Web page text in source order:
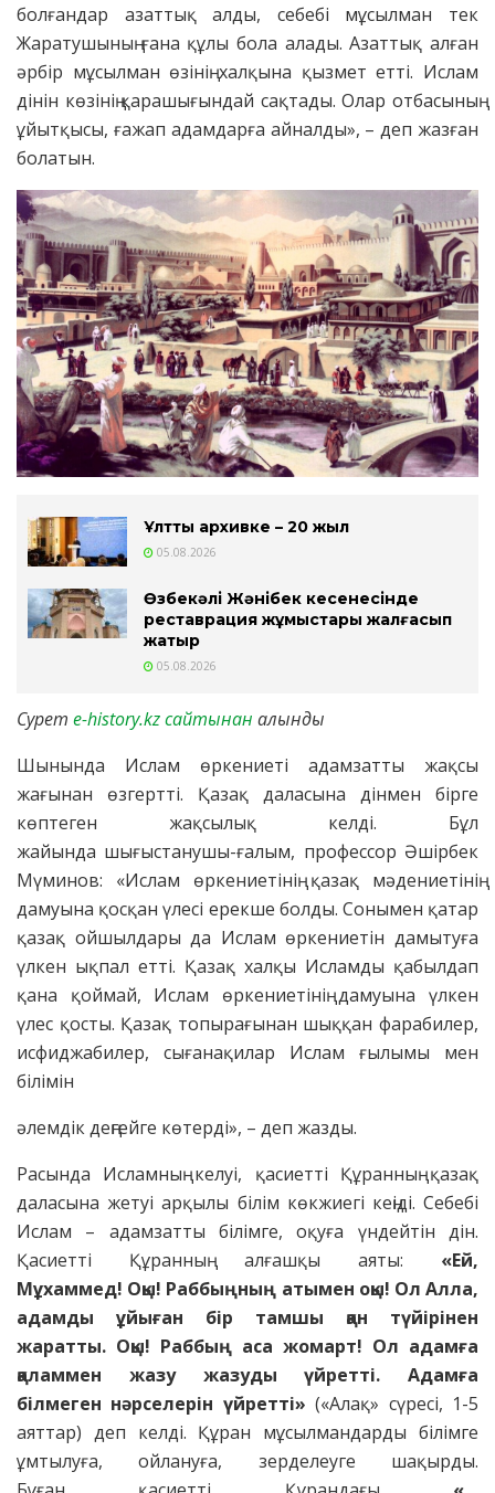
болғандар азаттық алды, себебі мұсылман тек
Жаратушының ғана құлы бола алады. Азаттық алған
әрбір мұсылман өзінің халқына қызмет етті. Ислам
дінін көзінің қарашығындай сақтады. Олар отбасының
ұйытқысы, ғажап адамдарға айналды», – деп жазған
болатын.
Ұлттық архивке – 20 жыл
05.08.2026
Өзбекәлі Жәнібек кесенесінде
реставрация жұмыстары жалғасып
жатыр
05.08.2026
Сурет e-history.kz сайтынан алынды
Шынында Ислам өркениеті адамзатты жақсы
жағынан өзгертті. Қазақ даласына дінмен бірге
көптеген жақсылық келді. Бұл
жайында шығыстанушы-ғалым, профессор Әшірбек
Мүминов: «Ислам өркениетінің қазақ мәдениетінің
дамуына қосқан үлесі ерекше болды. Сонымен қатар
қазақ ойшылдары да Ислам өркениетін дамытуға
үлкен ықпал етті. Қазақ халқы Исламды қабылдап
қана қоймай, Ислам өркениетінің дамуына үлкен
үлес қосты. Қазақ топырағынан шыққан фарабилер,
исфиджабилер, сығанақилар Ислам ғылымы мен
білімін
әлемдік деңгейге көтерді», – деп жазды.
Расында Исламның келуі, қасиетті Құранның қазақ
даласына жетуі арқылы білім көкжиегі кеңіді. Себебі
Ислам – адамзатты білімге, оқуға үндейтін дін.
Қасиетті Құранның алғашқы аяты: «Ей,
Мұхаммед! Оқы! Раббыңның атымен оқы! Ол Алла,
адамды ұйыған бір тамшы қан түйірінен
жаратты. Оқы! Раббың аса жомарт! Ол адамға
қаламмен жазу жазуды үйретті. Адамға
білмеген нәрселерін үйретті» («Алақ» сүресі, 1-5
аяттар) деп келді. Құран мұсылмандарды білімге
ұмтылуға, ойлануға, зерделеуге шақырды.